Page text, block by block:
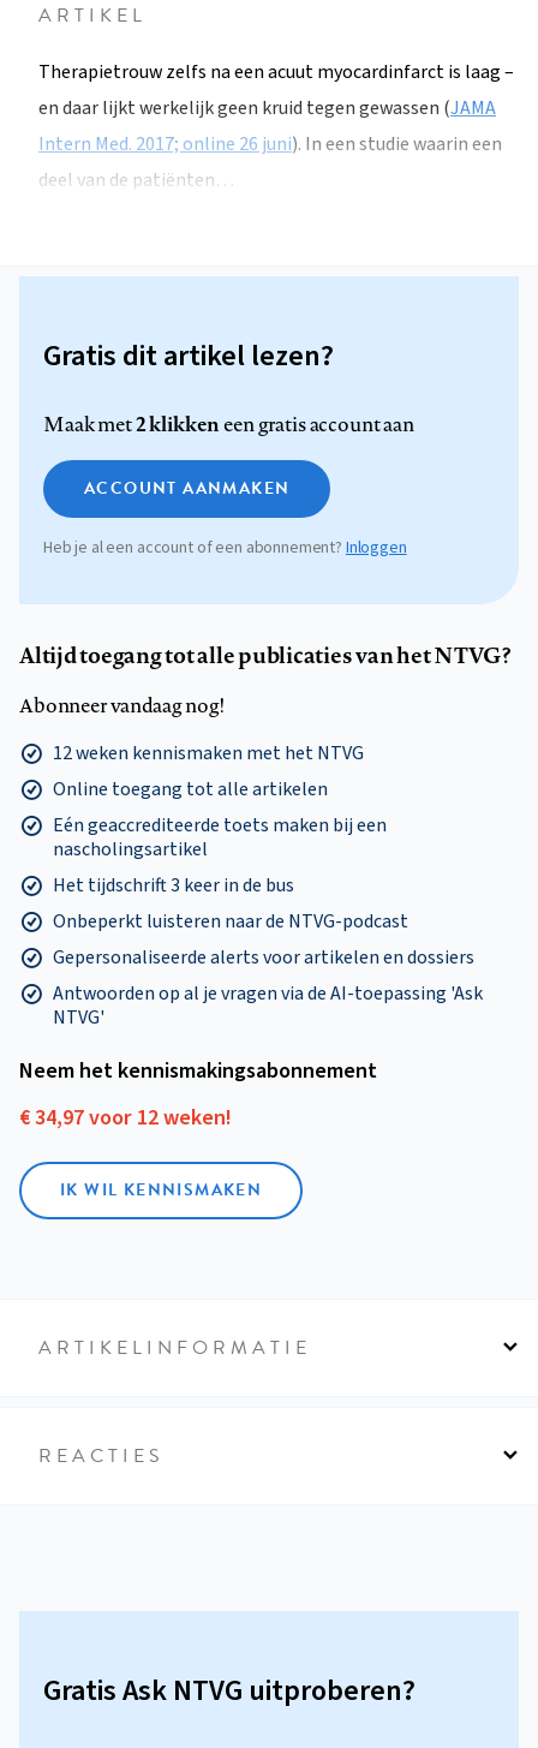
ARTIKEL
Therapietrouw zelfs na een acuut myocardinfarct is laag –
en daar lijkt werkelijk geen kruid tegen gewassen (JAMA
Intern Med. 2017; online 26 juni). In een studie waarin een
deel van de patiënten…
Gratis dit artikel lezen?
Maak met2 klikkeneen gratis account aan
ACCOUNT AANMAKEN
Heb je al een account of een abonnement? Inloggen
Altijd toegang tot alle publicaties van het NTVG?
Abonneer vandaag nog!
12 weken kennismaken met het NTVG
Online toegang tot alle artikelen
Eén geaccrediteerde toets maken bij een
nascholingsartikel
Het tijdschrift 3 keer in de bus
Onbeperkt luisteren naar de NTVG-podcast
Gepersonaliseerde alerts voor artikelen en dossiers
Antwoorden op al je vragen via de AI-toepassing 'Ask
NTVG'
Neem het kennismakings­abonnement
€ 34,97 voor 12 weken!
IK WIL KENNISMAKEN
ARTIKELINFORMATIE
REACTIES
Gratis Ask NTVG uitproberen?